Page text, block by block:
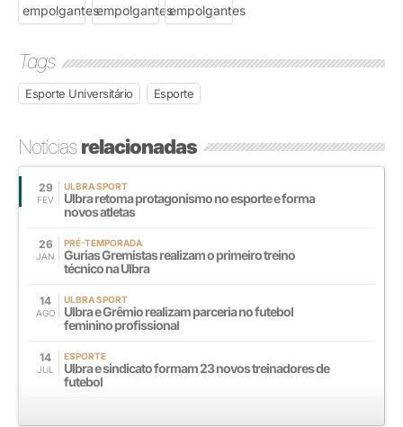
Tags
Esporte Universitário Esporte
Notíciasrelacionadas
29
FEV
ULBRA SPORT
Ulbra retoma protagonismo no esporte e forma
novos atletas
26
JAN
PRÉ-TEMPORADA
Gurias Gremistas realizam o primeiro treino
técnico na Ulbra
14
AGO
ULBRA SPORT
Ulbra e Grêmio realizam parceria no futebol
feminino profissional
14
JUL
ESPORTE
Ulbra e sindicato formam 23 novos treinadores de
futebol